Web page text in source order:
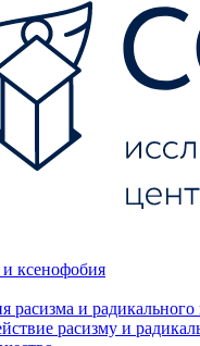
ксенофобия
расизма и
расизму и